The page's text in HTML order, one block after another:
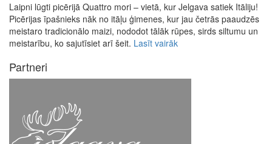
Laipni lūgti picērijā Quattro mori – vietā, kur Jelgava satiek Itāliju!
Picērijas īpašnieks nāk no itāļu ģimenes, kur jau četrās paaudzēs
meistaro tradicionālo maizi, nododot tālāk rūpes, sirds siltumu un
meistarību, ko sajutīsiet arī šeit. Lasīt vairāk
Partneri